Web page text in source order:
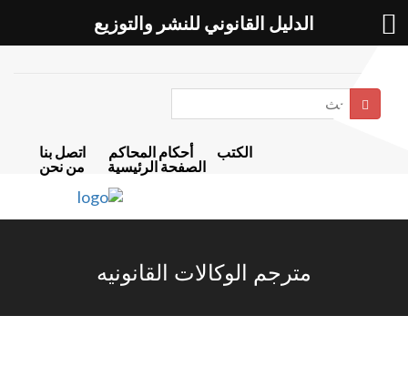
بحث
اتصل بنا أحكام المحاكم
الكتب
من نحن
الصفحة الرئيسية
مترجم الوكالات القانونيه
الدليل القانوني للنشر والتوزيع